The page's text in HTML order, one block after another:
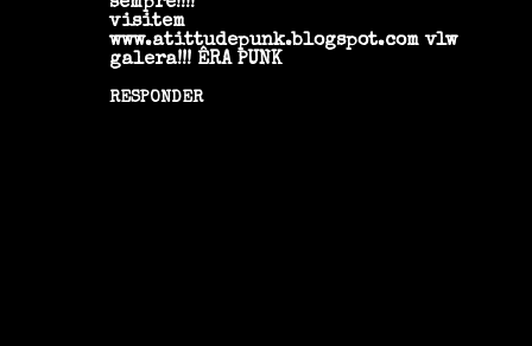
visitem
www.atittudepunk.blogspot.com vlw
galera!!! ÊRA PUNK
RESPONDER